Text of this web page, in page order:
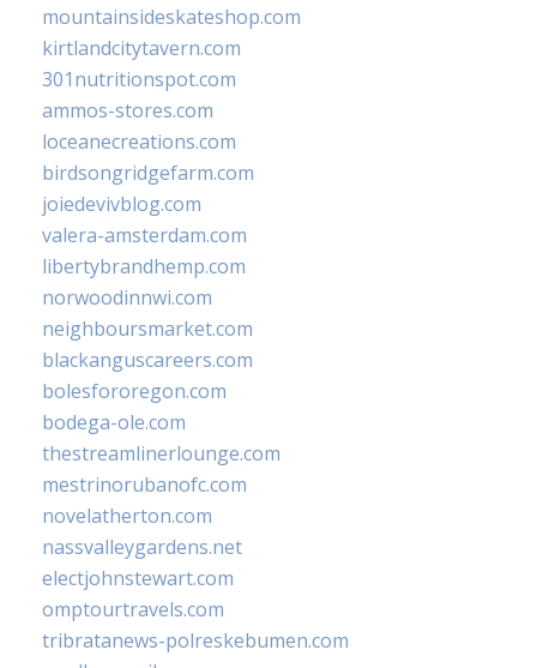
mountainsideskateshop.com
kirtlandcitytavern.com
301nutritionspot.com
ammos-stores.com
loceanecreations.com
birdsongridgefarm.com
joiedevivblog.com
valera-amsterdam.com
libertybrandhemp.com
norwoodinnwi.com
neighboursmarket.com
blackanguscareers.com
bolesfororegon.com
bodega-ole.com
thestreamlinerlounge.com
mestrinorubanofc.com
novelatherton.com
nassvalleygardens.net
electjohnstewart.com
omptourtravels.com
tribratanews-polreskebumen.com